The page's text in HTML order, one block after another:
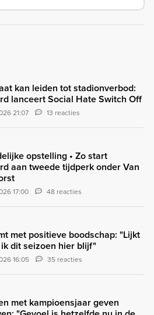
kan leiden tot stadionverbod:
lanceert Social Hate Switch Off
21:07 13 reacties
opstelling • Zo start
aan tweede tijdperk onder Van
17:00 48 reacties
met positieve boodschap: "Lijkt
dit seizoen hier blijf"
16:05 35 reacties
met kampioensjaar geven